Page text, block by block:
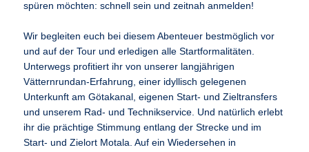
spüren möchten: schnell sein und zeitnah anmelden!
Wir begleiten euch bei diesem Abenteuer bestmöglich vor
und auf der Tour und erledigen alle Startformalitäten.
Unterwegs profitiert ihr von unserer langjährigen
Vätternrundan-Erfahrung, einer idyllisch gelegenen
Unterkunft am Götakanal, eigenen Start- und Zieltransfers
und unserem Rad- und Technikservice. Und natürlich erlebt
ihr die prächtige Stimmung entlang der Strecke und im
Start- und Zielort Motala. Auf ein Wiedersehen in